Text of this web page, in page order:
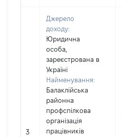
3
Джерело
доходу:
Юридична
особа,
зареєстрована в
Україні
Найменування:
Балаклійська
районна
профспілкова
організація
працівників